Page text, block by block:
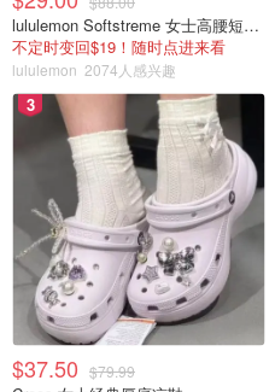
lululemon Softstreme 女士高腰短裤 10cm
不定时变回$19！随时点进来看
lululemon 2074人感兴趣
3
$37.50 $79.99